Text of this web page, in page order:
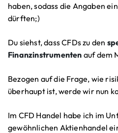
haben, sodass die Angaben
dürften;)
Du siehst, dass CFDs zu den
Finanzinstrumenten auf dem
Bezogen auf die Frage, wie
überhaupt ist, werde wir nun
Im CFD Handel habe ich im
gewöhnlichen Aktienhandel